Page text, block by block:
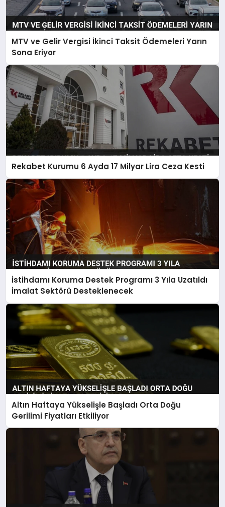
MTV ve Gelir Vergisi İkinci Taksit Ödemeleri Yarın
Sona Eriyor
Rekabet Kurumu 6 Ayda 17 Milyar Lira Ceza Kesti
İstihdamı Koruma Destek Programı 3 Yıla Uzatıldı
İmalat Sektörü Desteklenecek
Altın Haftaya Yükselişle Başladı Orta Doğu
Gerilimi Fiyatları Etkiliyor